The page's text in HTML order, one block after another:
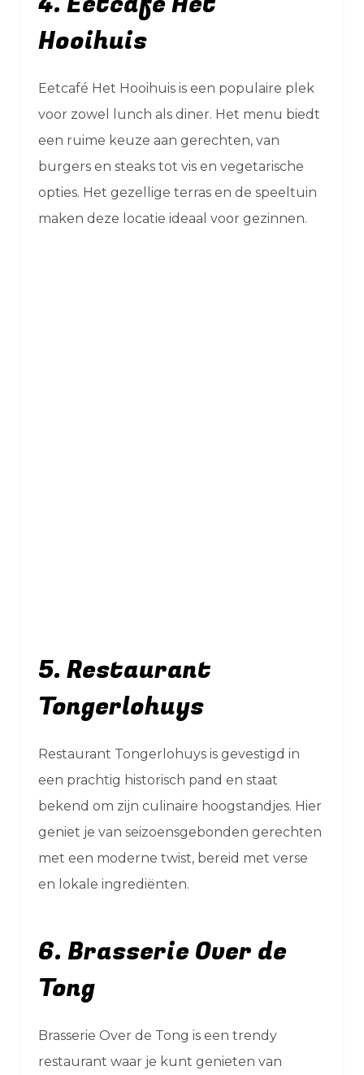
Hooihuis
Eetcafé Het Hooihuis is een populaire plek
voor zowel lunch als diner. Het menu biedt
een ruime keuze aan gerechten, van
burgers en steaks tot vis en vegetarische
opties. Het gezellige terras en de speeltuin
maken deze locatie ideaal voor gezinnen.
5. Restaurant
Tongerlohuys
Restaurant Tongerlohuys is gevestigd in
een prachtig historisch pand en staat
bekend om zijn culinaire hoogstandjes. Hier
geniet je van seizoensgebonden gerechten
met een moderne twist, bereid met verse
en lokale ingrediënten.
6. Brasserie Over de
Tong
Brasserie Over de Tong is een trendy
restaurant waar je kunt genieten van